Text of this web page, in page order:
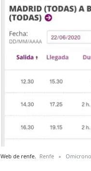
Web de renfe. Renfe Omicrono